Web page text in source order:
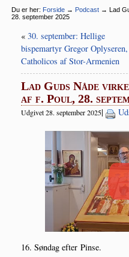
Du er her: Forside → Podcast →
Lad
28. september 2025
« 30. september: Hellige
bispemartyr Gregor Oplyseren,
Catholicos af Stor-Armenien
Lad Guds Nåde
af f. Poul, 28.
Udgivet 28. september 2025|
16. Søn­dag efter Pinse.